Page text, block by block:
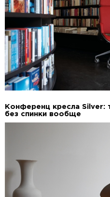
Конференц кресла Silver:
без спинки вообще